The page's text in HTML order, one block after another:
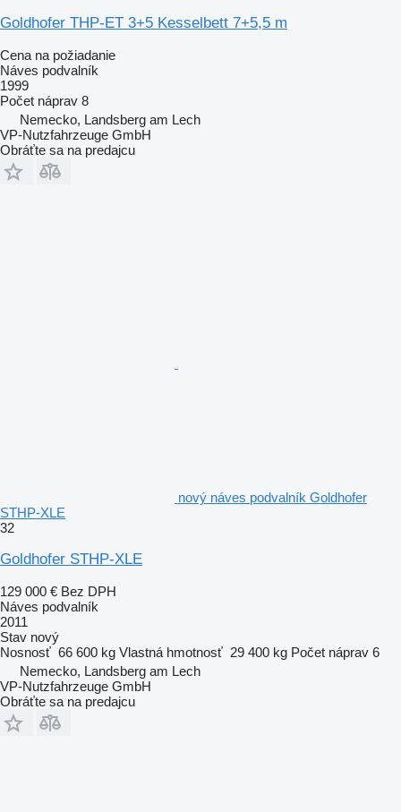
Goldhofer THP-ET 3+5 Kesselbett 7+5,5 m
Cena na požiadanie
Náves podvalník
1999
Počet náprav 8
Nemecko, Landsberg am Lech
VP-Nutzfahrzeuge GmbH
Obráťte sa na predajcu
nový náves podvalník Goldhofer
STHP-XLE
32
Goldhofer STHP-XLE
129 000 € Bez DPH
Náves podvalník
2011
Stav nový
Nosnosť 66 600 kg Vlastná hmotnosť 29 400 kg Počet náprav 6
Nemecko, Landsberg am Lech
VP-Nutzfahrzeuge GmbH
Obráťte sa na predajcu